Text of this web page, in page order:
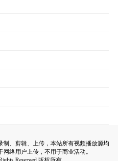
、剪辑、上传，本站所有视频播放源均
络用户上传，不用于商业活动。